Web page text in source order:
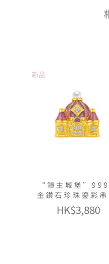
新品
“領主城堡”999
金鑽石珍珠鎏彩串
連手繩
HK$3,880